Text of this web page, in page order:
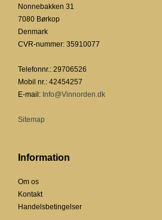
Nonnebakken 31
7080 Børkop
Denmark
CVR-nummer: 35910077
Telefonnr.: 29706526
Mobil nr.: 42454257
E-mail : Info@Vinnorden.dk
Sitemap
Information
Om os
Kontakt
Handelsbetingelser